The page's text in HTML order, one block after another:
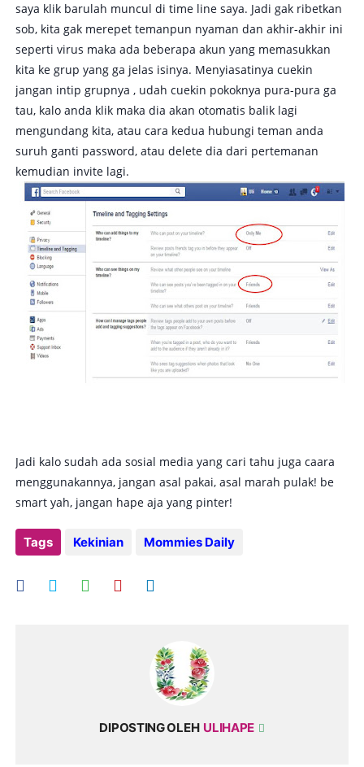
saya klik barulah muncul di time line saya. Jadi gak ribetkan
sob, kita gak merepet temanpun nyaman dan akhir-akhir ini
seperti virus maka ada beberapa akun yang memasukkan
kita ke grup yang ga jelas isinya. Menyiasatinya cuekin
jangan intip grupnya , udah cuekin pokoknya pura-pura ga
tau, kalo anda klik maka dia akan otomatis balik lagi
mengundang kita, atau cara kedua hubungi teman anda
suruh ganti password, atau delete dia dari pertemanan
kemudian invite lagi.
Jadi kalo sudah ada sosial media yang cari tahu juga caara
menggunakannya, jangan asal pakai, asal marah pulak! be
smart yah, jangan hape aja yang pinter!
Tags Kekinian Mommies Daily
DIPOSTING OLEH ULIHAPE